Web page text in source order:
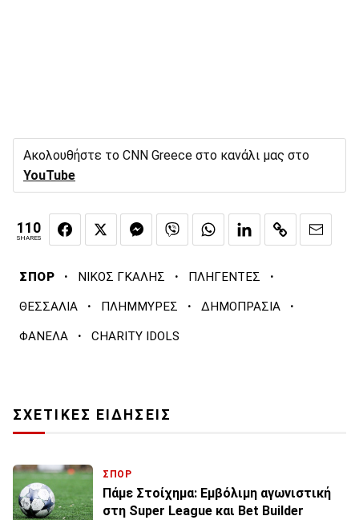
Ακολουθήστε το CNN Greece στο κανάλι μας στο
YouTube
110
SHARES
ΣΠΟΡ · ΝΙΚΟΣ ΓΚΑΛΗΣ · ΠΛΗΓΕΝΤΕΣ ·
ΘΕΣΣΑΛΙΑ · ΠΛΗΜΜΥΡΕΣ · ΔΗΜΟΠΡΑΣΙΑ ·
ΦΑΝΕΛΑ · CHARITY IDOLS
ΣΧΕΤΙΚΕΣ ΕΙΔΗΣΕΙΣ
ΣΠΟΡ
Πάμε Στοίχημα: Εμβόλιμη αγωνιστική
στη Super League και Βet Βuilder